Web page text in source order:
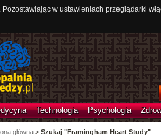
w ustawieniach przeglądarki
Technologia Psychologia
główna> Szukaj "Framingham Heart Study"